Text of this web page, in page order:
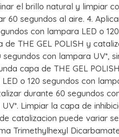
el brillo natural y limpiar
60 segundos al aire. 4.
con lampara LED o
de THE GEL POLISH y
segundos con lampara UV*,
capa de THE GEL
o 120 segundos con
durante 60 segundos
Limpiar la capa de
catalizacion puede variar
Trimethylhexyl